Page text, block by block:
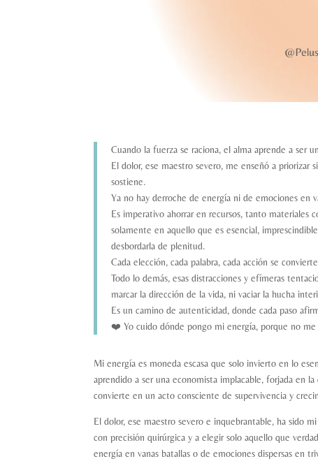
Cuando la fuerza se raciona, el alma aprende a ser
El dolor, ese maestro severo, me enseñó a
sostiene.
Ya no hay derroche de energía ni de emociones en
Es imperativo ahorrar en recursos, tanto materiales
solamente en aquello que es esencial,
desbordarla de plenitud.
Cada elección, cada palabra, cada acción se
Todo lo demás, esas distracciones y efímeras
marcar la dirección de la vida, ni vaciar la hucha
Es un camino de autenticidad, donde cada paso
❤️ Yo cuido dónde pongo mi energía, porque no me
Mi energía es moneda escasa que solo invierto en lo
aprendido a ser una economista implacable, forjada en
convierte en un acto consciente de supervivencia y
El dolor, ese maestro severo e inquebrantable, ha sido
con precisión quirúrgica y a elegir solo aquello que
energía en vanas batallas o de emociones dispersas en